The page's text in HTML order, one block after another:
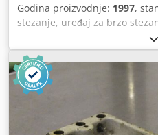
Godina proizvodnje: 1997,
stezanje, uređaj za brzo
stezanje, automatska traka je
hidraulični dvostruki porok
Clamping uređaj: hidraulični
benda saw Behringer HBP
apropusa. 380 mm -Merenja:
Dimenzije: 400/1130/H665